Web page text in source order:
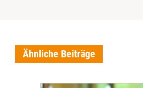
Ähnliche Beiträge